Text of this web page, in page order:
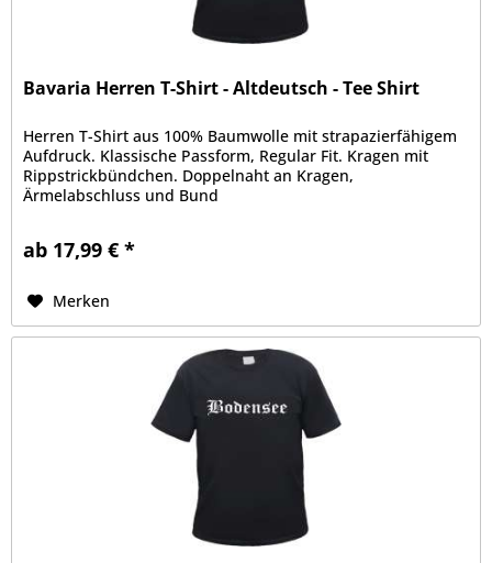
Bavaria Herren T-Shirt - Altdeutsch - Tee Shirt
Herren T-Shirt aus 100% Baumwolle mit strapazierfähigem
Aufdruck. Klassische Passform, Regular Fit. Kragen mit
Rippstrickbündchen. Doppelnaht an Kragen,
Ärmelabschluss und Bund
ab 17,99 € *
Merken